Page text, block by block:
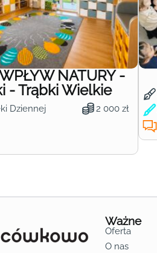
NATURY -
- Trąbki Wielkie
Dziennej 2 000 zł
Ważne
Oferta
O nas